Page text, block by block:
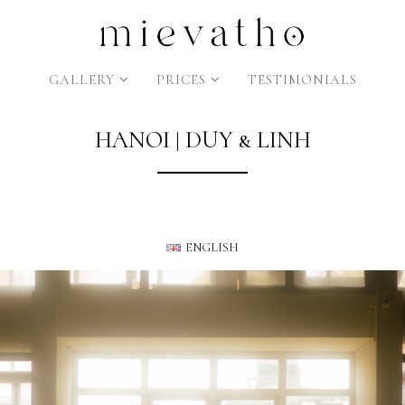
GALLERY PRICES TESTIMONIALS
HANOI | DUY & LINH
ENGLISH
TIẾNG VIỆT